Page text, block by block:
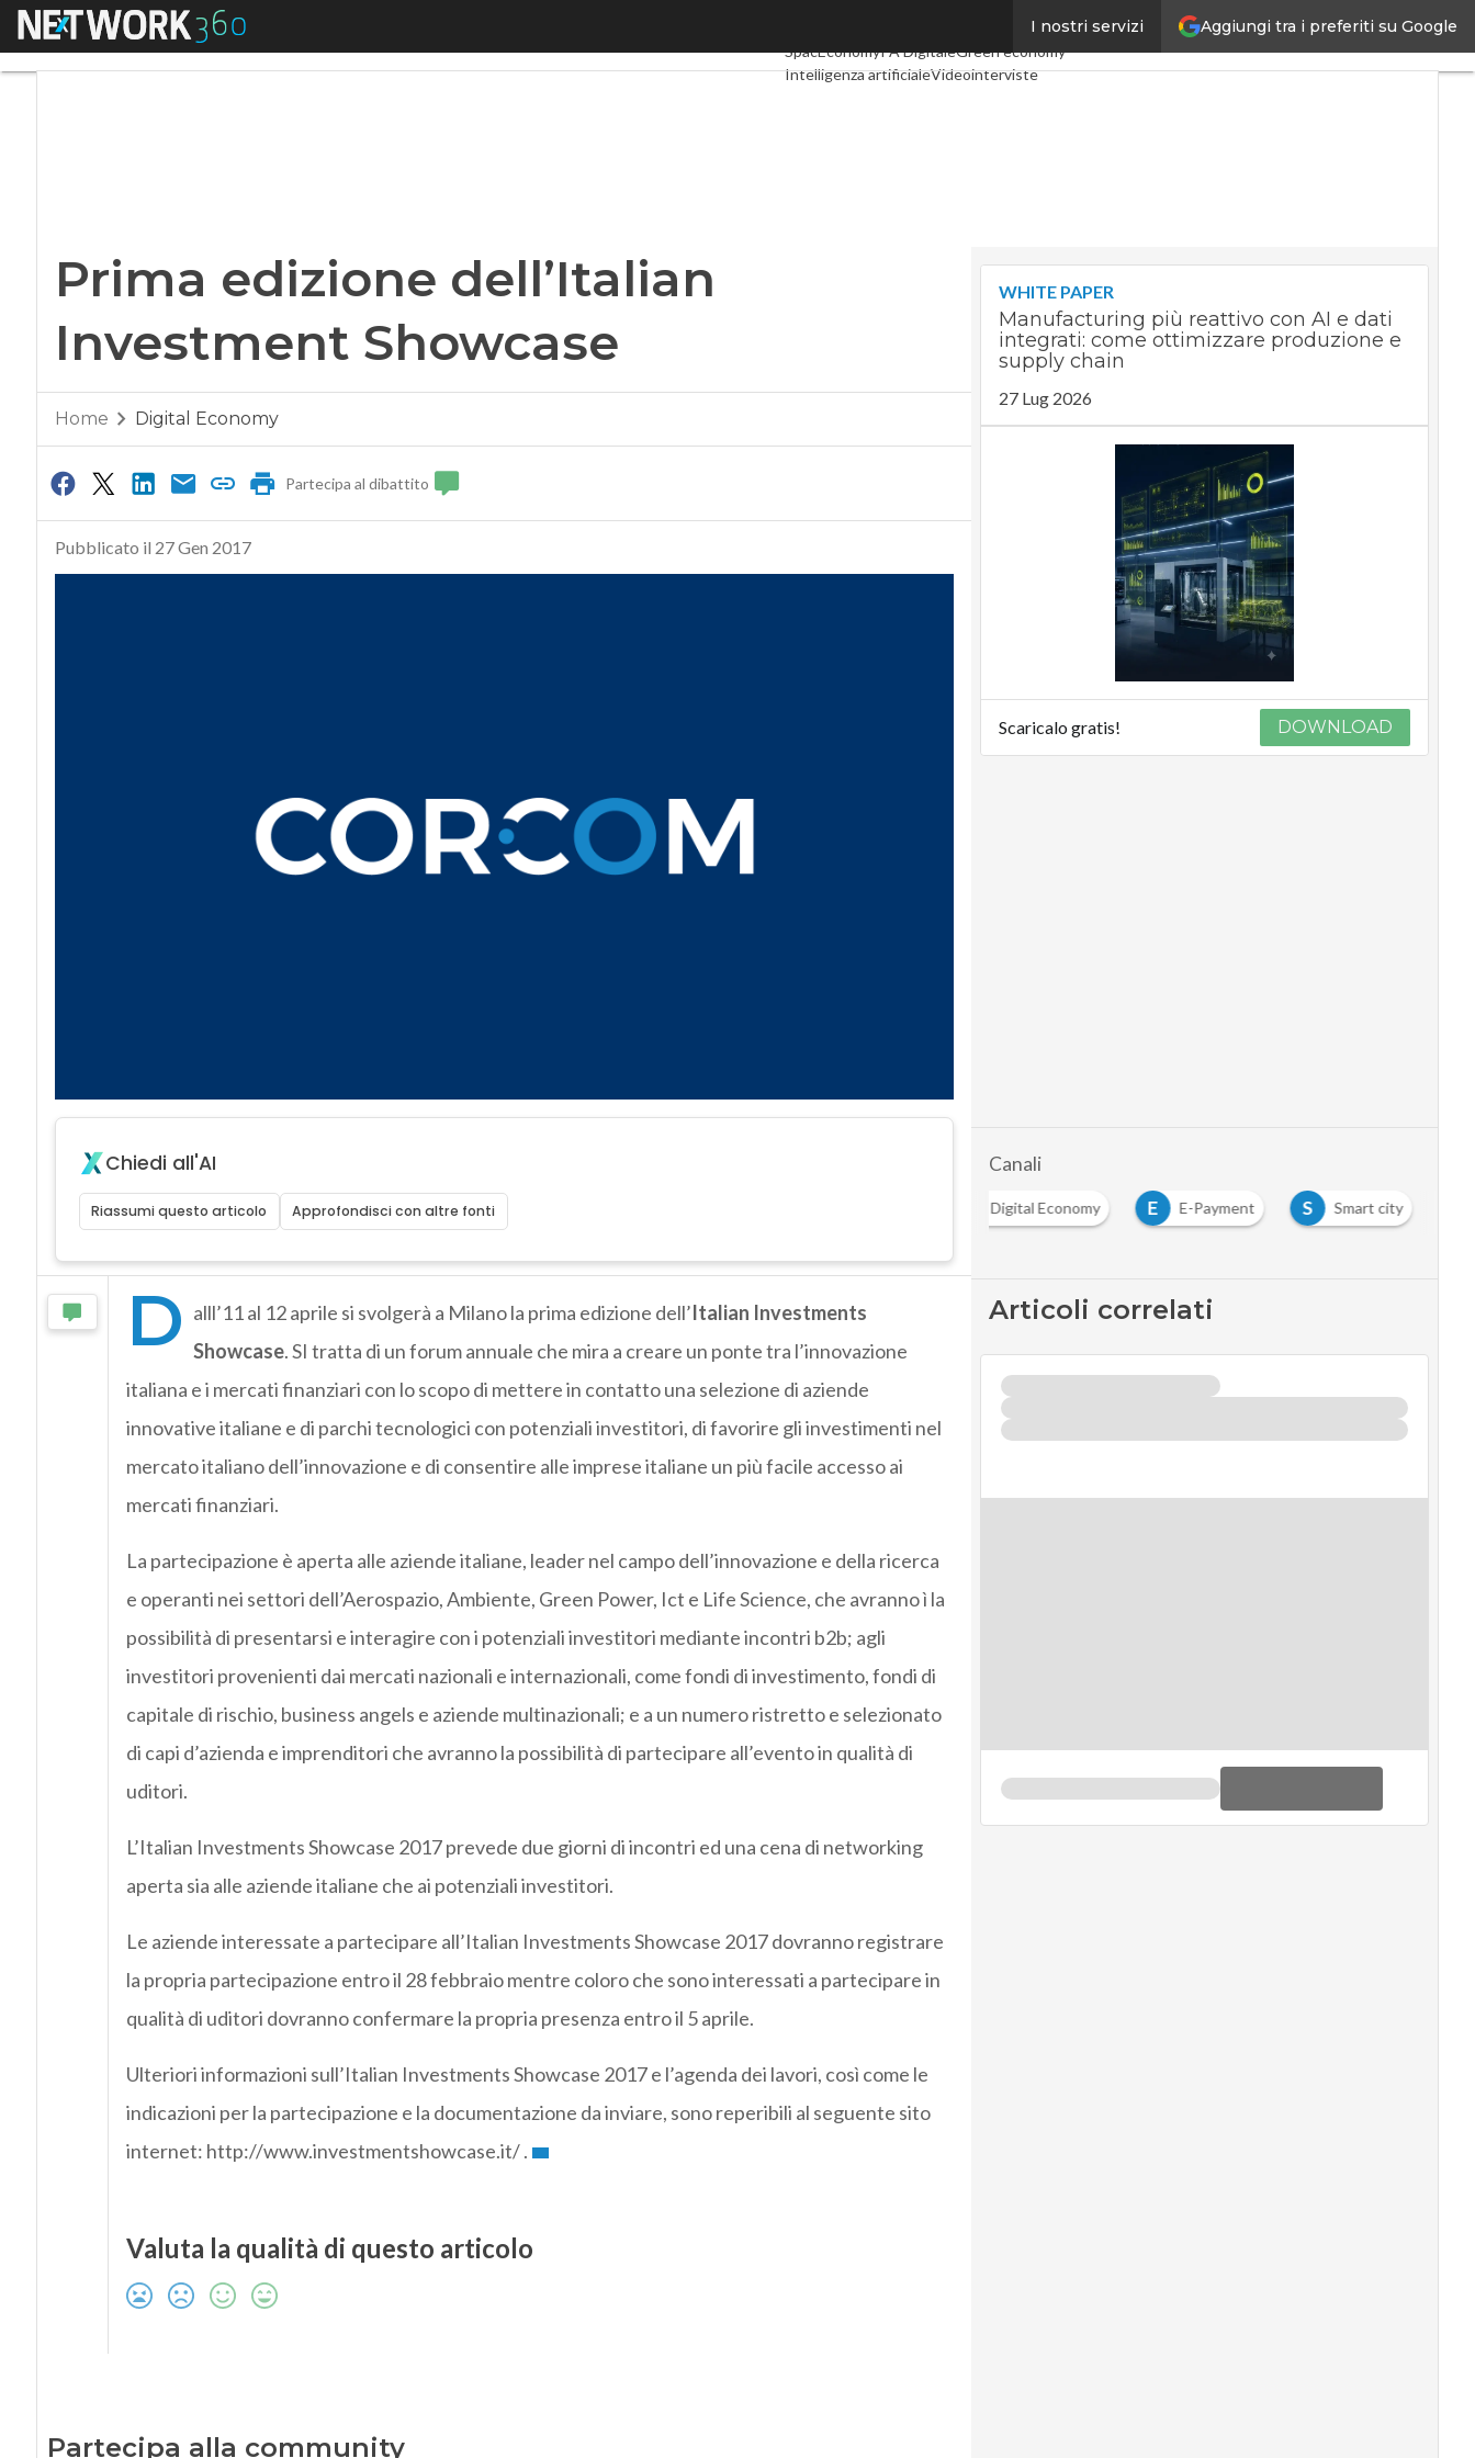
Aggiungi tra i preferiti su Google
I nostri servizi
Menu
Industria 4.0
SpacEconomyPA DigitaleGreen economy
Intelligenza artificialeVideointerviste
Prima edizione dell’Italian
Investment Showcase
Home Digital Economy
Partecipa al dibattito
Pubblicato il 27 Gen 2017
Chiedi all'AI
Riassumi questo articolo Approfondisci con altre fonti
D alll’11 al 12 aprile si svolgerà a Milano la prima edizione dell’Italian Investments
Showcase. SI tratta di un forum annuale che mira a creare un ponte tra l’innovazione
italiana e i mercati finanziari con lo scopo di mettere in contatto una selezione di aziende
innovative italiane e di parchi tecnologici con potenziali investitori, di favorire gli investimenti nel
mercato italiano dell’innovazione e di consentire alle imprese italiane un più facile accesso ai
mercati finanziari.
La partecipazione è aperta alle aziende italiane, leader nel campo dell’innovazione e della ricerca
e operanti nei settori dell’Aerospazio, Ambiente, Green Power, Ict e Life Science, che avranno ì la
possibilità di presentarsi e interagire con i potenziali investitori mediante incontri b2b; agli
investitori provenienti dai mercati nazionali e internazionali, come fondi di investimento, fondi di
capitale di rischio, business angels e aziende multinazionali; e a un numero ristretto e selezionato
di capi d’azienda e imprenditori che avranno la possibilità di partecipare all’evento in qualità di
uditori.
L’Italian Investments Showcase 2017 prevede due giorni di incontri ed una cena di networking
aperta sia alle aziende italiane che ai potenziali investitori.
Le aziende interessate a partecipare all’Italian Investments Showcase 2017 dovranno registrare
la propria partecipazione entro il 28 febbraio mentre coloro che sono interessati a partecipare in
qualità di uditori dovranno confermare la propria presenza entro il 5 aprile.
Ulteriori informazioni sull’Italian Investments Showcase 2017 e l’agenda dei lavori, così come le
indicazioni per la partecipazione e la documentazione da inviare, sono reperibili al seguente sito
internet: http://www.investmentshowcase.it/ .
Valuta la qualità di questo articolo
Partecipa alla community
WHITE PAPER
Manufacturing più reattivo con AI e dati
integrati: come ottimizzare produzione e
supply chain
27 Lug 2026
Scaricalo gratis! DOWNLOAD
Canali
Digital Economy E E-Payment S Smart city
Articoli correlati